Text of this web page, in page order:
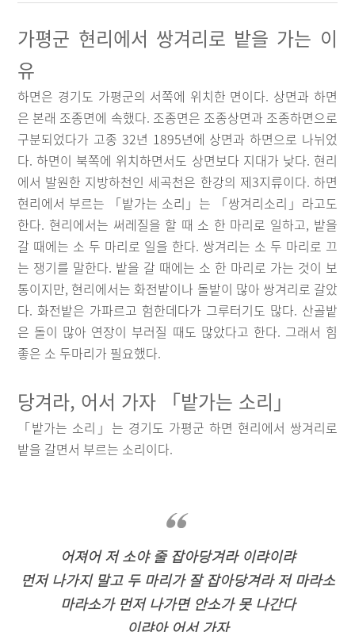
가평군 현리에서 쌍겨리로 밭을 가는 이
유
하면은 경기도 가평군의 서쪽에 위치한 면이다. 상면과 하면
은 본래 조종면에 속했다. 조종면은 조종상면과 조종하면으로
구분되었다가 고종 32년 1895년에 상면과 하면으로 나뉘었
다. 하면이 북쪽에 위치하면서도 상면보다 지대가 낮다. 현리
에서 발원한 지방하천인 세곡천은 한강의 제3지류이다. 하면
현리에서 부르는 「밭가는 소리」는 「쌍겨리소리」라고도
한다. 현리에서는 써레질을 할 때 소 한 마리로 일하고, 밭을
갈 때에는 소 두 마리로 일을 한다. 쌍겨리는 소 두 마리로 끄
는 쟁기를 말한다. 밭을 갈 때에는 소 한 마리로 가는 것이 보
통이지만, 현리에서는 화전밭이나 돌밭이 많아 쌍겨리로 갈았
다. 화전밭은 가파르고 험한데다가 그루터기도 많다. 산골밭
은 돌이 많아 연장이 부러질 때도 많았다고 한다. 그래서 힘
좋은 소 두마리가 필요했다.
당겨라, 어서 가자 「밭가는 소리」
「밭가는 소리」는 경기도 가평군 하면 현리에서 쌍겨리로
밭을 갈면서 부르는 소리이다.
어져어 저 소야 줄 잡아당겨라 이랴이랴
먼저 나가지 말고 두 마리가 잘 잡아당겨라 저 마라소
마라소가 먼저 나가면 안소가 못 나간다
이랴아 어서 가자